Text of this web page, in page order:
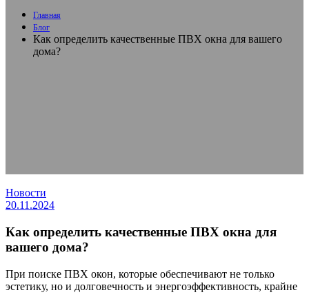
Главная
Блог
Как определить качественные ПВХ окна для вашего
дома?
Новости
20.11.2024
Как определить качественные ПВХ окна для
вашего дома?
При поиске ПВХ окон, которые обеспечивают не только
эстетику, но и долговечность и энергоэффективность, крайне